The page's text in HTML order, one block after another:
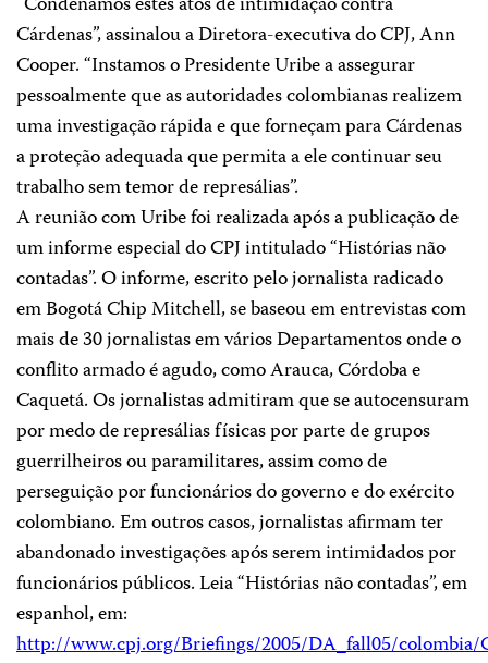
Cárdenas”, assinalou a Diretora-executiva do CPJ, Ann
Cooper. “Instamos o Presidente Uribe a assegurar
pessoalmente que as autoridades colombianas realizem
uma investigação rápida e que forneçam para Cárdenas
a proteção adequada que permita a ele continuar seu
trabalho sem temor de represálias”.
A reunião com Uribe foi realizada após a publicação de
um informe especial do CPJ intitulado “Histórias não
contadas”. O informe, escrito pelo jornalista radicado
em Bogotá Chip Mitchell, se baseou em entrevistas com
mais de 30 jornalistas em vários Departamentos onde o
conflito armado é agudo, como Arauca, Córdoba e
Caquetá. Os jornalistas admitiram que se autocensuram
por medo de represálias físicas por parte de grupos
guerrilheiros ou paramilitares, assim como de
perseguição por funcionários do governo e do exército
colombiano. Em outros casos, jornalistas afirmam ter
abandonado investigações após serem intimidados por
funcionários públicos. Leia “Histórias não contadas”, em
espanhol, em:
http://www.cpj.org/Briefings/2005/DA_fall05/colombia/